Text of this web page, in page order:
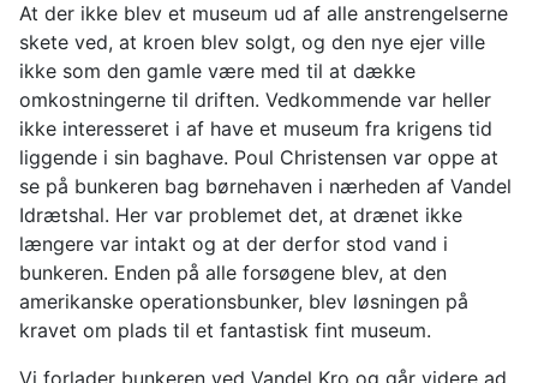
At der ikke blev et museum ud af alle anstrengelserne
skete ved, at kroen blev solgt, og den nye ejer ville
ikke som den gamle være med til at dække
omkostningerne til driften. Vedkommende var heller
ikke interesseret i af have et museum fra krigens tid
liggende i sin baghave. Poul Christensen var oppe at
se på bunkeren bag børnehaven i nærheden af Vandel
Idrætshal. Her var problemet det, at drænet ikke
længere var intakt og at der derfor stod vand i
bunkeren. Enden på alle forsøgene blev, at den
amerikanske operationsbunker, blev løsningen på
kravet om plads til et fantastisk fint museum.
Vi forlader bunkeren ved Vandel Kro og går videre ad